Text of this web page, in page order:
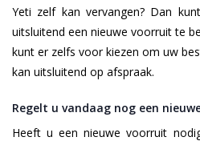
Yeti zelf kan vervangen? Dan
uitsluitend een nieuwe voorruit te
kunt er zelfs voor kiezen om uw
kan uitsluitend op afspraak.
Regelt u vandaag nog een
Heeft u een nieuwe voorruit